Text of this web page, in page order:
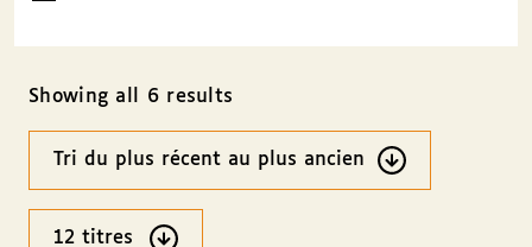
Showing all 6 results
Ordre